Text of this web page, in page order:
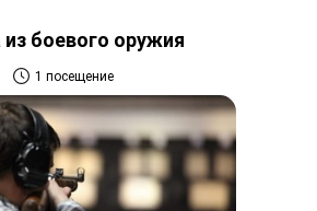
боевого оружия
1 посещение